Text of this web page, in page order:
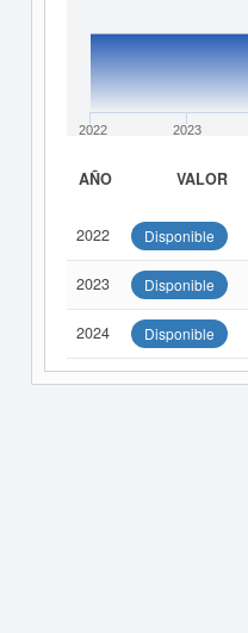
2022 2023
AÑO VALOR
2022 Disponible
2023 Disponible
2024 Disponible